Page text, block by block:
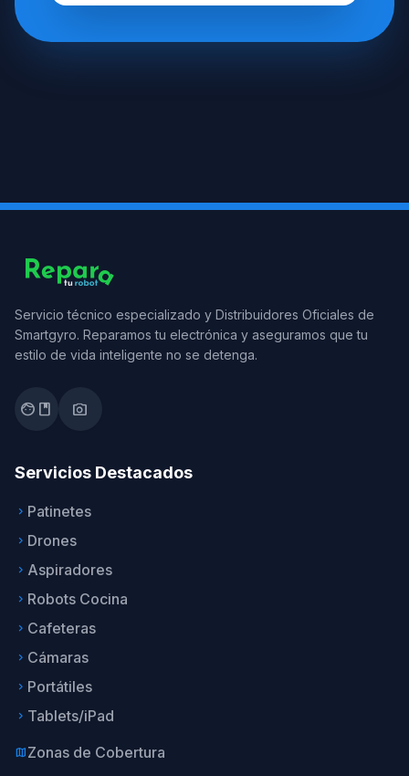
Servicio técnico especializado y Distribuidores Oficiales de
Smartgyro. Reparamos tu electrónica y aseguramos que tu
estilo de vida inteligente no se detenga.
facebook photo_camera
Servicios Destacados
keyboard_arrow_right Patinetes
keyboard_arrow_right Drones
keyboard_arrow_right Aspiradores
keyboard_arrow_right Robots Cocina
keyboard_arrow_right Cafeteras
keyboard_arrow_right Cámaras
keyboard_arrow_right Portátiles
keyboard_arrow_right Tablets/iPad
mapZonas de Cobertura